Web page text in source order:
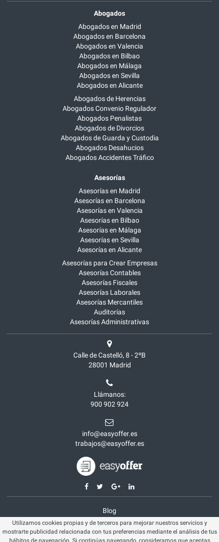
Abogados
Abogados en Madrid
Abogados en Barcelona
Abogados en Valencia
Abogados en Bilbao
Abogados en Málaga
Abogados en Sevilla
Abogados en Alicante
Abogados de Herencias
Abogados Convenio Regulador
Abogados Penalistas
Abogados de Divorcios
Abogados de Guarda y Custodia
Abogados Desahucios
Abogados Accidentes Tráfico
Asesorías
Asesorías en Madrid
Asesorías en Barcelona
Asesorías en Valencia
Asesorías en Bilbao
Asesorías en Málaga
Asesorías en Sevilla
Asesorías en Alicante
Asesorías para Crear Empresas
Asesorías Contables
Asesorías Fiscales
Asesorías Laborales
Asesorías Mercantiles
Auditorías
Asesorías Administrativas
Calle de Castelló, 8 - 2ºB
28001 Madrid
Llámanos:
900 902 924
info@easyoffer.es
trabajos@easyoffer.es
Blog
Opiniones
Aviso legal
Utilizamos cookies propias y de terceros para mejorar nuestros servicios y
mostrarte publicidad relacionada con tus preferencias mediante el análisis de tus
hábitos de navegación. Si continúas navegando, consideramos que aceptas